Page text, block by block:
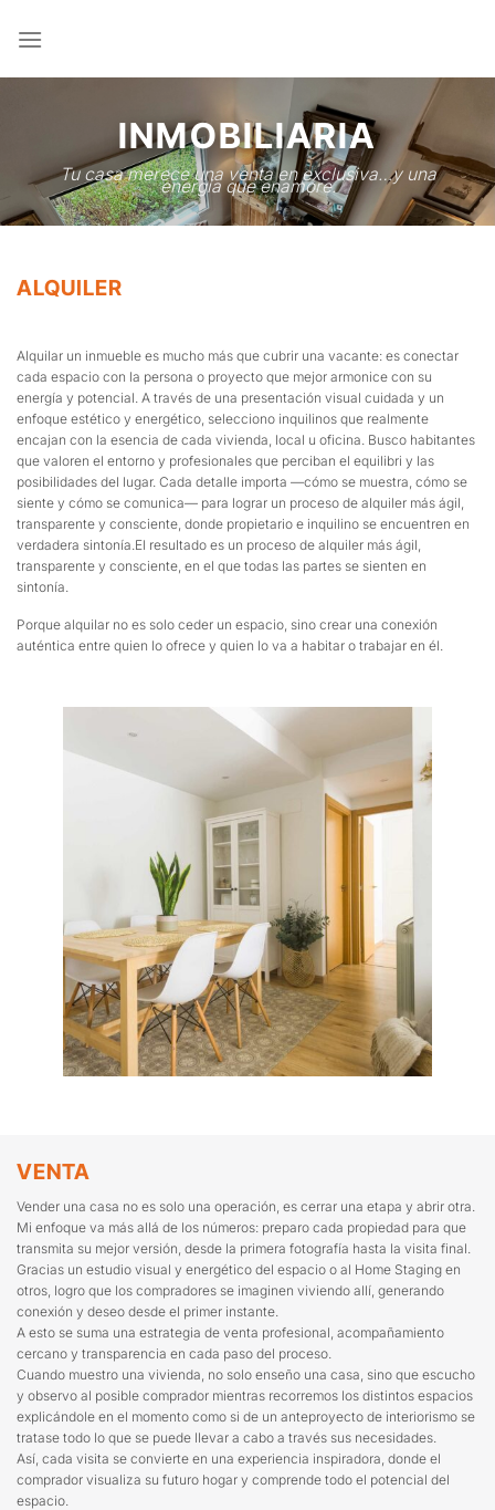
INMOBILIARIA
Tu casa merece una venta en exclusiva…y una
energía que enamore.
ALQUILER
Alquilar un inmueble es mucho más que cubrir una vacante: es conectar
cada espacio con la persona o proyecto que mejor armonice con su
energía y potencial. A través de una presentación visual cuidada y un
enfoque estético y energético, selecciono inquilinos que realmente
encajan con la esencia de cada vivienda, local u oficina. Busco habitantes
que valoren el entorno y profesionales que perciban el equilibri y las
posibilidades del lugar. Cada detalle importa —cómo se muestra, cómo se
siente y cómo se comunica— para lograr un proceso de alquiler más ágil,
transparente y consciente, donde propietario e inquilino se encuentren en
verdadera sintonía.El resultado es un proceso de alquiler más ágil,
transparente y consciente, en el que todas las partes se sienten en
sintonía.
Porque alquilar no es solo ceder un espacio, sino crear una conexión
auténtica entre quien lo ofrece y quien lo va a habitar o trabajar en él.
VENTA
Vender una casa no es solo una operación, es cerrar una etapa y abrir otra.
Mi enfoque va más allá de los números: preparo cada propiedad para que
transmita su mejor versión, desde la primera fotografía hasta la visita final.
Gracias un estudio visual y energético del espacio o al Home Staging en
otros, logro que los compradores se imaginen viviendo allí, generando
conexión y deseo desde el primer instante.
A esto se suma una estrategia de venta profesional, acompañamiento
cercano y transparencia en cada paso del proceso.
Cuando muestro una vivienda, no solo enseño una casa, sino que escucho
y observo al posible comprador mientras recorremos los distintos espacios
explicándole en el momento como si de un anteproyecto de interiorismo se
tratase todo lo que se puede llevar a cabo a través sus necesidades.
Así, cada visita se convierte en una experiencia inspiradora, donde el
comprador visualiza su futuro hogar y comprende todo el potencial del
espacio.